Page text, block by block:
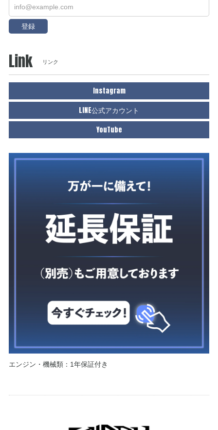
登録
Link リンク
Instagram
LINE公式アカウント
YouTube
エンジン・機械類：1年保証付き